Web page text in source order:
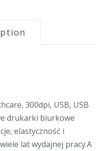
300dpi, USB, USB
drukarki biurkowe
elastyczność i
lat wydajnej pracy.A